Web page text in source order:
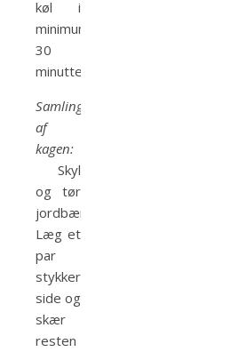
køl i
minimum
30
minutter.
Samling
af
kagen:
Skyl
og tør
jordbærene.
Læg et
par
stykker til
side og
skær
resten